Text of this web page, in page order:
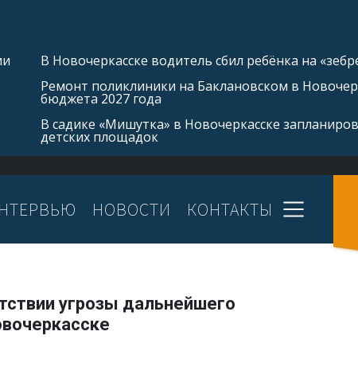
В Новочеркасске водитель сбил ребёнка на
Ремонт поликлиники на Баклановском в
бюджета 2027 года
В садике «Мишутка» в Новочеркасске
детских площадок
НОВОСТИ КОНТАКТЫ
угрозы дальнейшего